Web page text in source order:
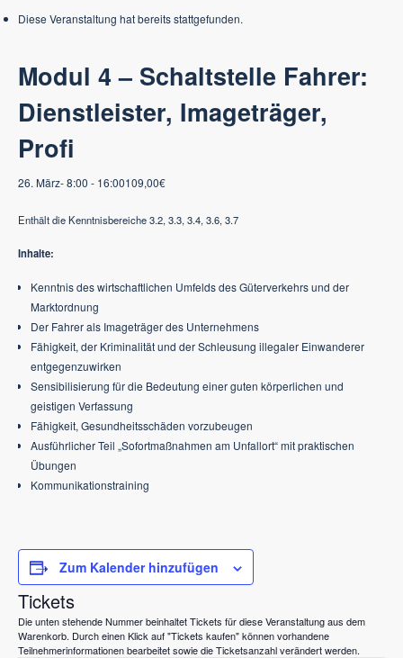
Diese Veranstaltung hat bereits stattgefunden.
Modul 4 – Schaltstelle Fahrer:
Dienstleister, Imageträger,
Profi
26. März- 8:00 - 16:00109,00€
Enthält die Kenntnisbereiche 3.2, 3.3, 3.4, 3.6, 3.7
Inhalte:
Kenntnis des wirtschaftlichen Umfelds des Güterverkehrs und der
Marktordnung
Der Fahrer als Imageträger des Unternehmens
Fähigkeit, der Kriminalität und der Schleusung illegaler Einwanderer
entgegenzuwirken
Sensibilisierung für die Bedeutung einer guten körperlichen und
geistigen Verfassung
Fähigkeit, Gesundheitsschäden vorzubeugen
Ausführlicher Teil „Sofortmaßnahmen am Unfallort“ mit praktischen
Übungen
Kommunikationstraining
Zum Kalender hinzufügen
Tickets
Die unten stehende Nummer beinhaltet Tickets für diese Veranstaltung aus dem
Warenkorb. Durch einen Klick auf "Tickets kaufen" können vorhandene
Teilnehmerinformationen bearbeitet sowie die Ticketsanzahl verändert werden.